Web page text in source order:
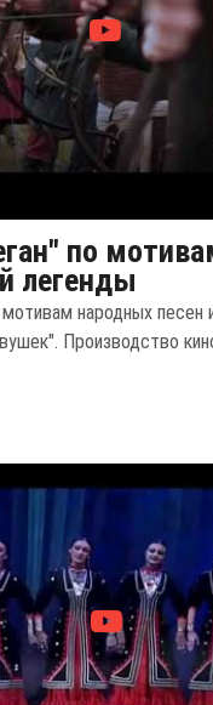
по
легенды
народных песен
Производство